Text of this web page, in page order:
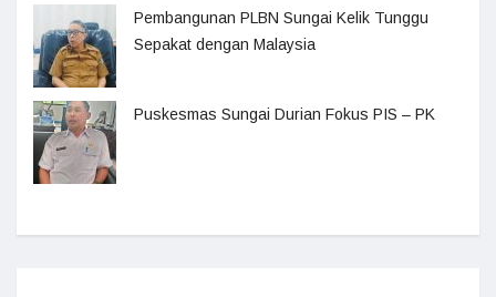
Pembangunan PLBN Sungai Kelik Tunggu
Sepakat dengan Malaysia
Puskesmas Sungai Durian Fokus PIS – PK